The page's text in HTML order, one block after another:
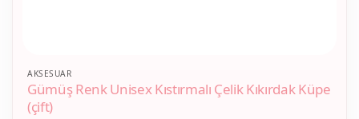
AKSESUAR
Gümüş Renk Unisex Kıstırmalı Çelik Kıkırdak Küpe
(çift)